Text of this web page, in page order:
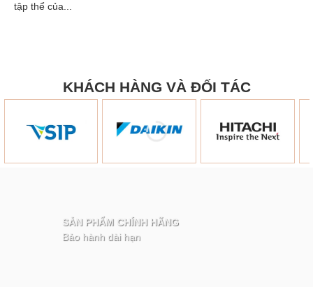
tập thể của...
KHÁCH HÀNG VÀ ĐỐI TÁC
SẢN PHẨM CHÍNH HÃNG
Bảo hành dài hạn